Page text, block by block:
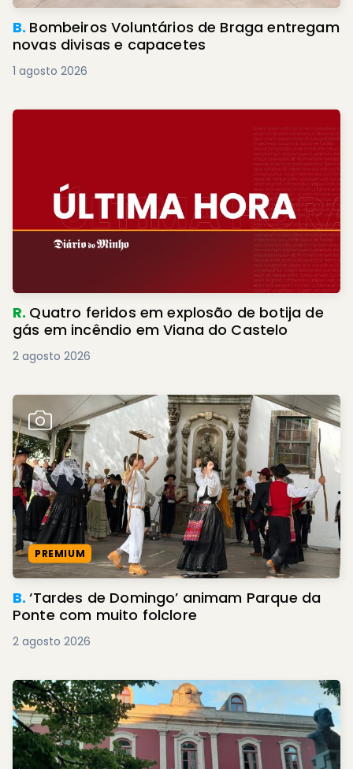
B. Bombeiros Voluntários de Braga entregam
novas divisas e capacetes
1 agosto 2026
R. Quatro feridos em explosão de botija de
gás em incêndio em Viana do Castelo
2 agosto 2026
PREMIUM
B.‘Tardes de Domingo’ animam Parque da
Ponte com muito folclore
2 agosto 2026